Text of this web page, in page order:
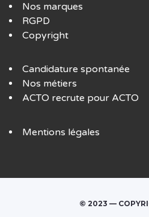
Nos marques
RGPD
Copyright
Candidature spontanée
Nos métiers
ACTO recrute pour ACTO
Mentions légales
© 2023 —